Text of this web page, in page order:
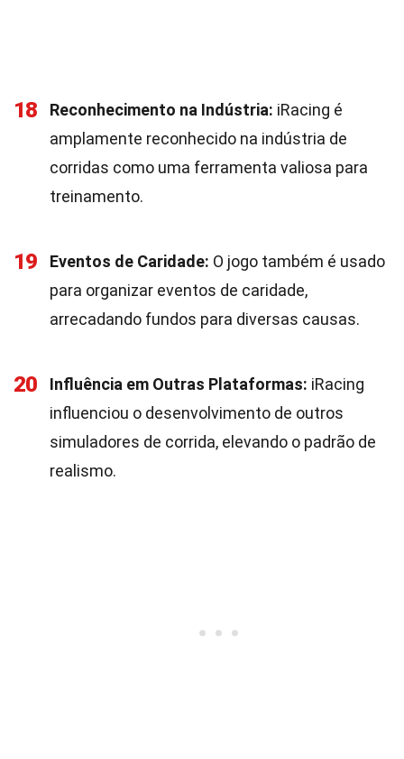
18 Reconhecimento na Indústria: iRacing é
amplamente reconhecido na indústria de
corridas como uma ferramenta valiosa para
treinamento.
19 Eventos de Caridade: O jogo também é usado
para organizar eventos de caridade,
arrecadando fundos para diversas causas.
20 Influência em Outras Plataformas: iRacing
influenciou o desenvolvimento de outros
simuladores de corrida, elevando o padrão de
realismo.